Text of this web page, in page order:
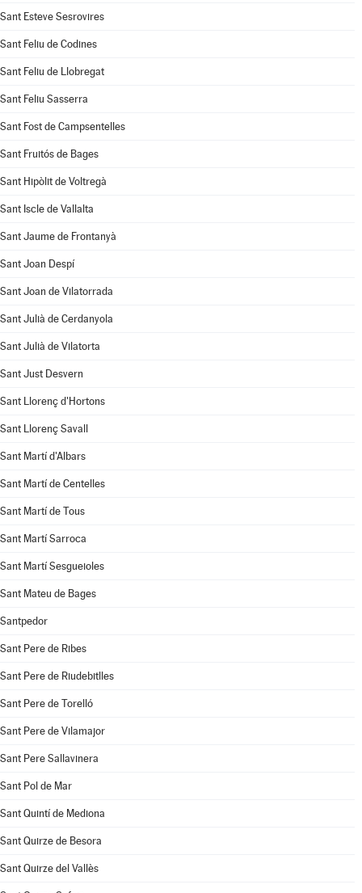
Sant Esteve Sesrovires
Sant Feliu de Codines
Sant Feliu de Llobregat
Sant Feliu Sasserra
Sant Fost de Campsentelles
Sant Fruitós de Bages
Sant Hipòlit de Voltregà
Sant Iscle de Vallalta
Sant Jaume de Frontanyà
Sant Joan Despí
Sant Joan de Vilatorrada
Sant Julià de Cerdanyola
Sant Julià de Vilatorta
Sant Just Desvern
Sant Llorenç d'Hortons
Sant Llorenç Savall
Sant Martí d'Albars
Sant Martí de Centelles
Sant Martí de Tous
Sant Martí Sarroca
Sant Martí Sesgueioles
Sant Mateu de Bages
Santpedor
Sant Pere de Ribes
Sant Pere de Riudebitlles
Sant Pere de Torelló
Sant Pere de Vilamajor
Sant Pere Sallavinera
Sant Pol de Mar
Sant Quintí de Mediona
Sant Quirze de Besora
Sant Quirze del Vallès